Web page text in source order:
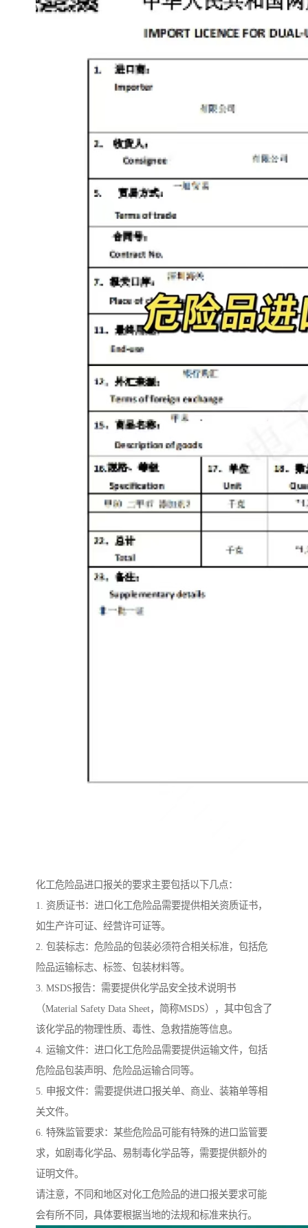
化工危险品进口报关的要求主要包括以下几点：
1. 资质证书：进口化工危险品需要提供相关资质证书，
如生产许可证、经营许可证等。
2. 包装标志：危险品的包装必须符合相关标准，包括危
险品运输标志、标签、包装材料等。
3. MSDS报告：需要提供化学品安全技术说明书
（Material Safety Data Sheet，简称MSDS），其中包含了
该化学品的物理性质、毒性、急救措施等信息。
4. 运输文件：进口化工危险品需要提供运输文件，包括
危险品包装声明、危险品运输合同等。
5. 申报文件：需要提供进口报关单、商业、装箱单等相
关文件。
6. 特殊监管要求：某些危险品可能有特殊的进口监管要
求，如剧毒化学品、易制毒化学品等，需要提供额外的
证明文件。
请注意，不同和地区对化工危险品的进口报关要求可能
会有所不同，具体要根据当地的法规和标准来执行。